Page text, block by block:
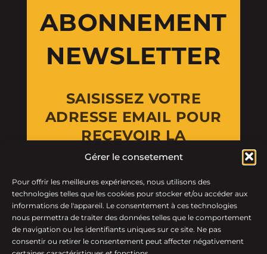
Gérer le consetement
Pour offrir les meilleures expériences, nous utilisons des
technologies telles que les cookies pour stocker et/ou accéder aux
informations de l'appareil. Le consentement à ces technologies
nous permettra de traiter des données telles que le comportement
de navigation ou les identifiants uniques sur ce site. Ne pas
consentir ou retirer le consentement peut affecter négativement
ABONNEMENT
NEWSLETTER
SAISISSEZ VOTRE
ADRESSE EMAIL POUR
RECEVOIR LA
NEWSLETTER
Email Address